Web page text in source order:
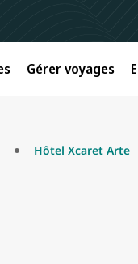
Gérer voyages
Hôtel Xcaret Arte